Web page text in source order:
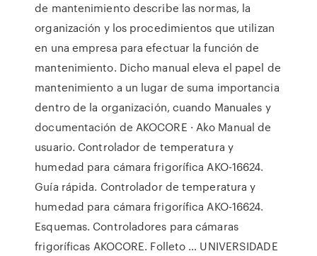
de mantenimiento describe las normas, la
organización y los procedimientos que utilizan
en una empresa para efectuar la función de
mantenimiento. Dicho manual eleva el papel de
mantenimiento a un lugar de suma importancia
dentro de la organización, cuando Manuales y
documentación de AKOCORE · Ako Manual de
usuario. Controlador de temperatura y
humedad para cámara frigorífica AKO-16624.
Guía rápida. Controlador de temperatura y
humedad para cámara frigorífica AKO-16624.
Esquemas. Controladores para cámaras
frigoríficas AKOCORE. Folleto … UNIVERSIDADE